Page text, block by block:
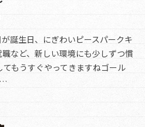
誕生日、にぎわいピースパークキ
など、新しい環境にも少しずつ慣
てもうすぐやってきますねゴール